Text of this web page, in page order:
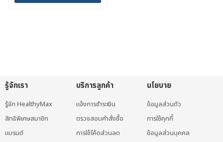
รู้จักเรา
รู้จัก HealthyMax
สิทธิพิเศษสมาชิก
แบรนด์
บริการลูกค้า
แจ้งการชำระเงิน
ตรวจสอบคำสั่งซื้อ
การใช้โค้ดส่วนลด
นโยบาย
ข้อมูลส่วนตัว
การใช้คุกกี้
ข้อมูลส่วนบุคคล